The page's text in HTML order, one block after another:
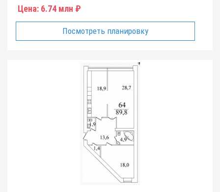
Цена: 6.74 млн ₽
Посмотреть планировку